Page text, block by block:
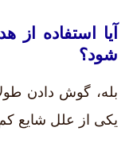
آیا استفاده
شود؟
بله، گوش دادن
یکی از علل شایع